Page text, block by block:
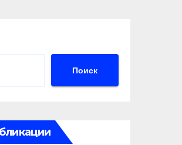
Поиск